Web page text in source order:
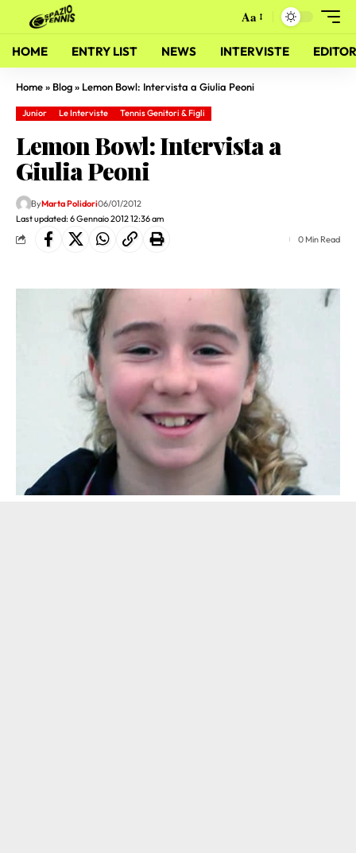
Aa
HOME ENTRY LIST NEWS INTERVISTE
Home» Blog» Lemon Bowl: Intervista a Giulia Peoni
Junior Le Interviste Tennis Genitori & Figli
Lemon Bowl: Intervista a
Giulia Peoni
Last updated: 6 Gennaio 2012 12:36 am
ByMarta Polidori06/01/2012
0 Min Read